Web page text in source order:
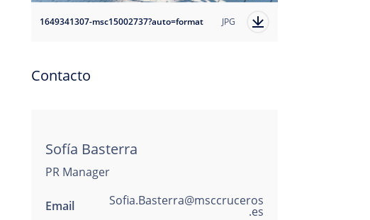
1649341307-msc15002737?auto=format JPG
Contacto
Sofía Basterra
PR Manager
Email Sofia.Basterra@msccruceros
.es